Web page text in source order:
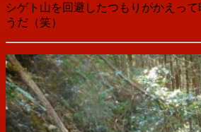
シゲト山を回避したつもりがかえっ
うだ（笑）